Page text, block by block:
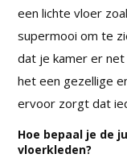
een lichte vloer
supermooi om te
dat je kamer er
het een gezellige
ervoor zorgt dat
Hoe bepaal je de
vloerkleden?